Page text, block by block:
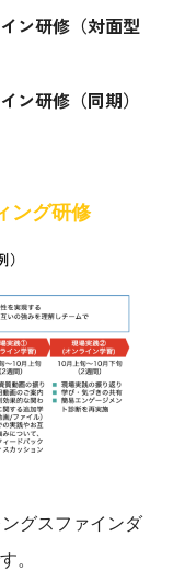
ン研修（対面型
ン研修（同期）
ング研修
グスファインダ
。